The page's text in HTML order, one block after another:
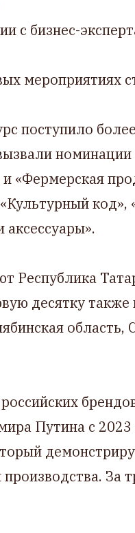
с бизнес-
мероприятиях
поступило
«Фермерская
Республика
десятку
область,
Путина с
За